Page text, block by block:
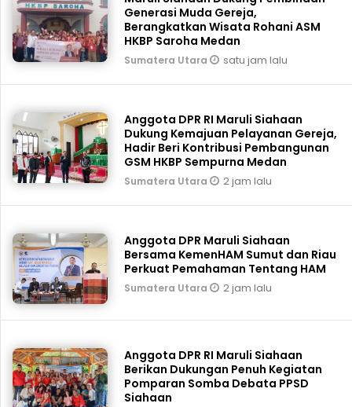
Generasi Muda Gereja,
Berangkatkan Wisata Rohani ASM
HKBP Saroha Medan
Sumatera Utara satu jam lalu
Anggota DPR RI Maruli Siahaan
Dukung Kemajuan Pelayanan Gereja,
Hadir Beri Kontribusi Pembangunan
GSM HKBP Sempurna Medan
Sumatera Utara 2 jam lalu
Anggota DPR Maruli Siahaan
Bersama KemenHAM Sumut dan Riau
Perkuat Pemahaman Tentang HAM
Sumatera Utara 2 jam lalu
Anggota DPR RI Maruli Siahaan
Berikan Dukungan Penuh Kegiatan
Pomparan Somba Debata PPSD
Siahaan